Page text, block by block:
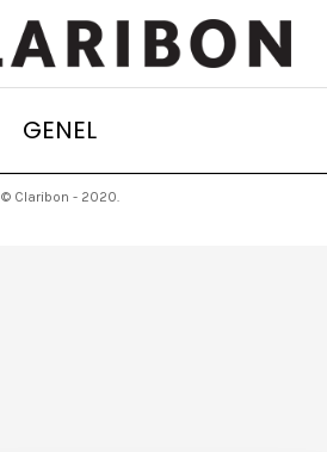
GENEL
© Claribon - 2020.